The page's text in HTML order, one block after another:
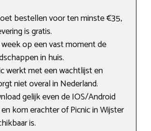
bestellen voor ten minste €35,
is gratis.
op een vast moment de
in huis.
werkt met een wachtlijst en
niet overal in Nederland.
gelijk even de IOS/Android
kom erachter of Picnic in Wijster
is.